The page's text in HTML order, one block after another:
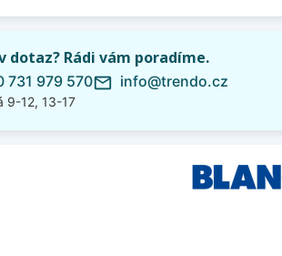
dotaz? Rádi vám poradíme.
731 979 570
9-12, 13-17
mail_outline info@trendo.cz